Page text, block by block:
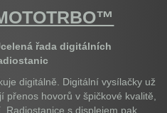
řada digitálních
digitálně. Digitální vysílačky už
přenos hovorů v špičkové kvalitě,
Radiostanice s displejem pak